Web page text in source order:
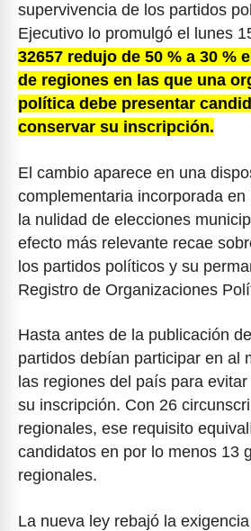
supervivencia de los partidos
Ejecutivo lo promulgó el lunes
32657 redujo de 50 % a 30 %
de regiones en las que una
política debe presentar
conservar su inscripción.
El cambio aparece en una
complementaria incorporada en
la nulidad de elecciones
efecto más relevante recae
los partidos políticos y su
Registro de Organizaciones
Hasta antes de la publicación
partidos debían participar en al
las regiones del país para
su inscripción. Con 26
regionales, ese requisito
candidatos en por lo menos 13
regionales.
La nueva ley rebajó la